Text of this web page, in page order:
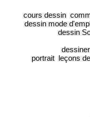
cours dessin
dessin mode
dessin
dessiner
leçons
portrait